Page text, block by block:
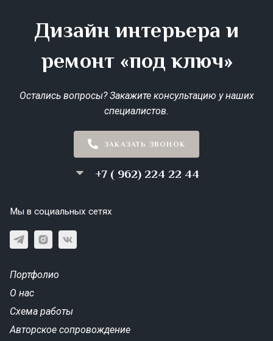
Дизайн интерьера и
ремонт «под ключ»
Остались вопросы? Закажите консультацию у наших
специалистов.
ЗАКАЗАТЬ ЗВОНОК
+7 ( 962) 224 22 44
Мы в социальных сетях
Портфолио
О нас
Схема работы
Авторское сопровождение